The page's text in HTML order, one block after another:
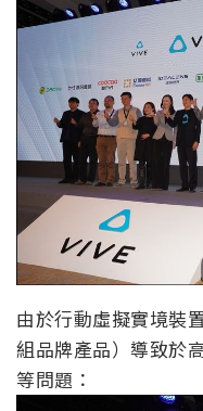
由於行動虛擬實境裝
組品牌產品）導致於
等問題：